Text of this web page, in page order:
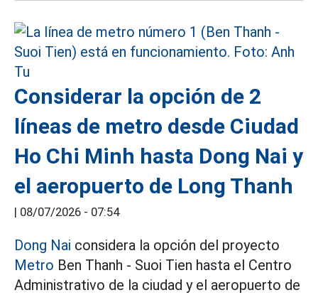
Considerar la opción de 2
líneas de metro desde Ciudad
Ho Chi Minh hasta Dong Nai y
el aeropuerto de Long Thanh
| 08/07/2026 - 07:54
Dong Nai considera la opción del proyecto
Metro Ben Thanh - Suoi Tien hasta el Centro
Administrativo de la ciudad y el aeropuerto de